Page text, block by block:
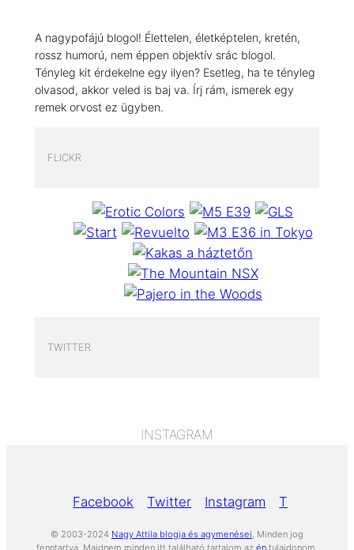
A nagypofájú blogol! Élettelen, életképtelen, kretén,
rossz humorú, nem éppen objektív srác blogol.
Tényleg kit érdekelne egy ilyen? Esetleg, ha te tényleg
olvasod, akkor veled is baj va. Írj rám, ismerek egy
remek orvost ez ügyben.
FLICKR
TWITTER
INSTAGRAM
Facebook Twitter Instagram Tumblr
© 2003-2024 Nagy Attila blogja és agymenései , Minden jog
fenntartva. Majdnem minden itt található tartalom az én tulajdonom,